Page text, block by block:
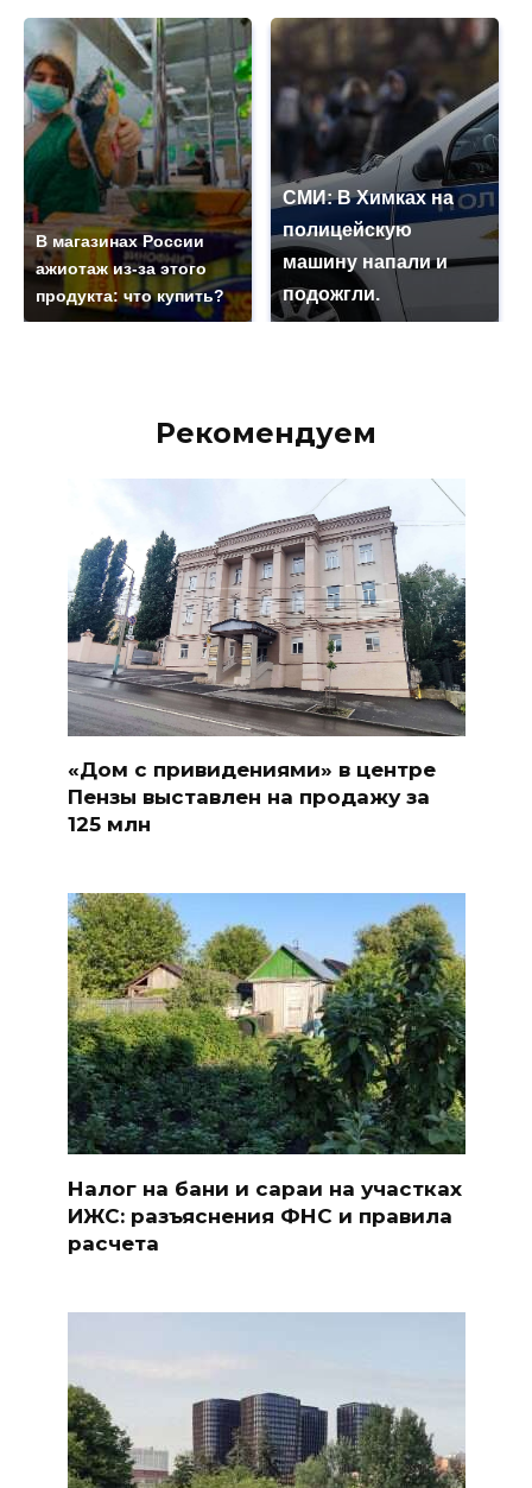
В магазинах России
ажиотаж из-за этого
продукта: что купить?
СМИ: В Химках на
полицейскую
машину напали и
подожгли.
Рекомендуем
«Дом с привидениями» в центре
Пензы выставлен на продажу за
125 млн
Налог на бани и сараи на участках
ИЖС: разъяснения ФНС и правила
расчета